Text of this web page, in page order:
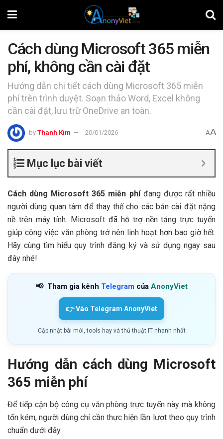
Cách dùng Microsoft 365 miễn
phí, không cần cài đặt
Hướng dẫn chi tiết cách dùng Microsoft 365 miễn
phí trên trình duyệt. Soạn thảo Word, Excel không
cần cài đặt, lưu trữ OneDrive an toàn.
by Thanh Kim 20/01/2026 AA
Mục lục bài viết
Cách dùng Microsoft 365 miễn phíđang được rất nhiều
người dùng quan tâm để thay thế cho các bản cài đặt nặng
nề trên máy tính. Microsoft đã hỗ trợ nền tảng trực tuyến
giúp công việc văn phòng trở nên linh hoạt hơn bao giờ hết.
Hãy cùng tìm hiểu quy trình đăng ký và sử dụng ngay sau
đây nhé!
📢 Tham gia kênh Telegram của AnonyViet
👉 Vào Telegram AnonyViet
Cập nhật bài mới, tools hay và thủ thuật IT nhanh nhất
Hướng dẫn cách dùng Microsoft
365 miễn phí
Để tiếp cận bộ công cụ văn phòng trực tuyến này mà không
tốn kém, người dùng chỉ cần thực hiện lần lượt theo quy trình
chuẩn dưới đây.